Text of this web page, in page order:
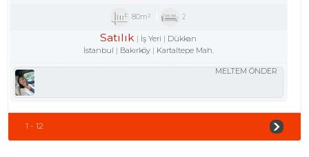
80m² 2
Satılık İş Yeri
Dükkan
İstanbul
Bakırköy Kartaltepe Mah.
MELTEM ÖNDER
1 - 12